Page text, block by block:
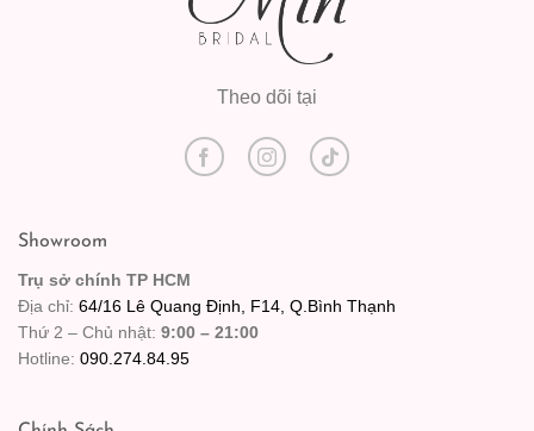
Theo dõi tại
Showroom
Trụ sở chính TP HCM
Địa chỉ: 64/16 Lê Quang Định, F14, Q.Bình Thạnh
Thứ 2 – Chủ nhật: 9:00 – 21:00
Hotline: 090.274.84.95